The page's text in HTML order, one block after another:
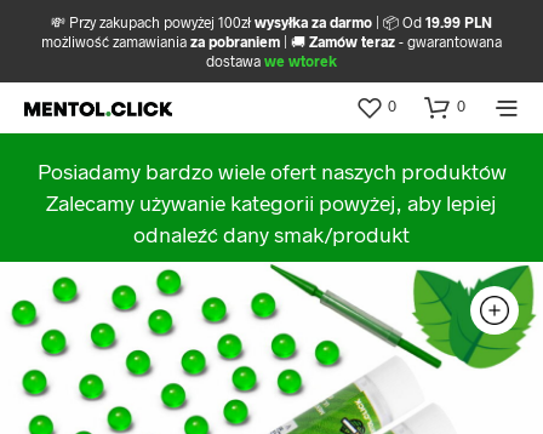
💸 Przy zakupach powyżej 100zł wysyłka za darmo | 📦 Od 19.99 PLN
możliwość zamawiania za pobraniem | 🚚 Zamów teraz - gwarantowana
dostawa we wtorek
0 0
Posiadamy bardzo wiele ofert naszych produktów
Zalecamy używanie kategorii powyżej, aby lepiej
odnaleźć dany smak/produkt